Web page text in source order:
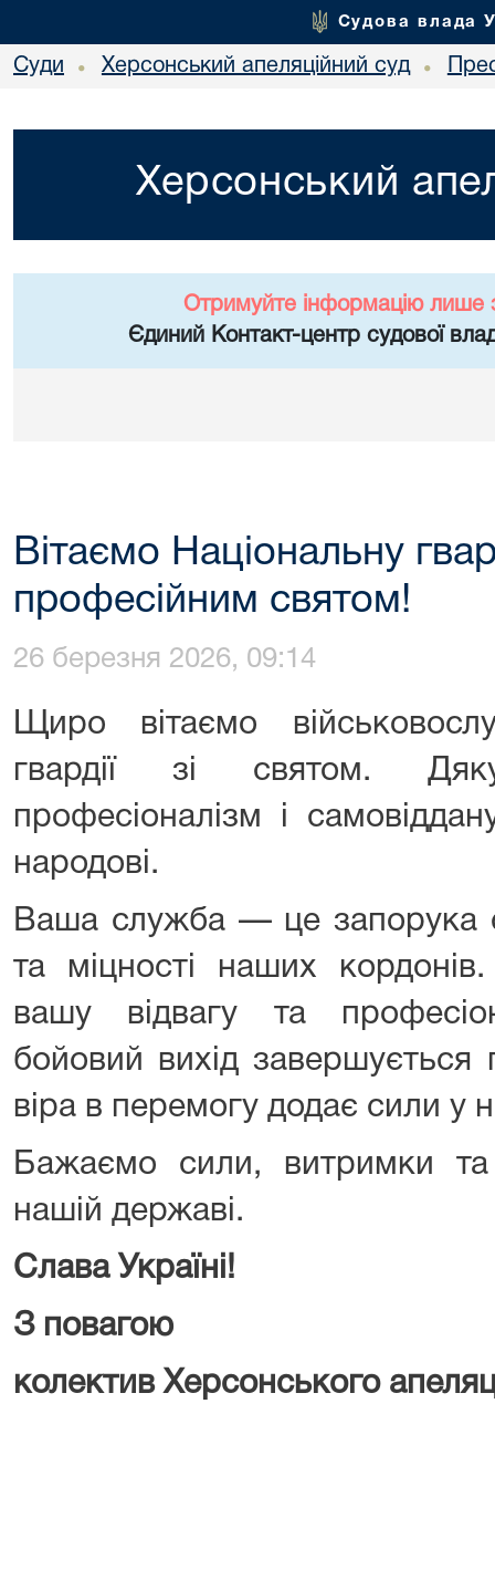
Судова влада
Суди • Херсонський апеляційний суд •
Херсонський
Отримуйте інформацію лише
Єдиний Контакт-центр судової
Вітаємо Національну
професійним святом!
26 березня 2026, 09:14
Щиро вітаємо
гвардії зі святом.
професіоналізм і
народові.
Ваша служба — це запорука
та міцності наших
вашу відвагу та
бойовий вихід
віра в перемогу додає сили у
Бажаємо сили, витримки та
нашій державі.
Слава Україні!
З повагою
колектив Херсонського